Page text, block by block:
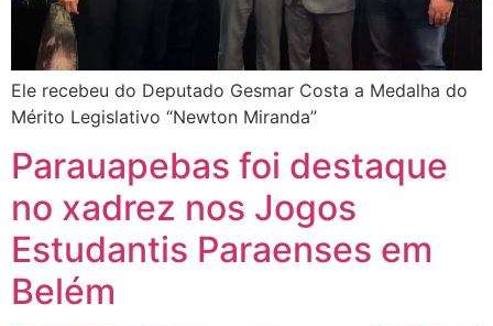
Ele recebeu do Deputado Gesmar Costa a Medalha do
Mérito Legislativo “Newton Miranda”
Parauapebas foi destaque
no xadrez nos Jogos
Estudantis Paraenses em
Belém